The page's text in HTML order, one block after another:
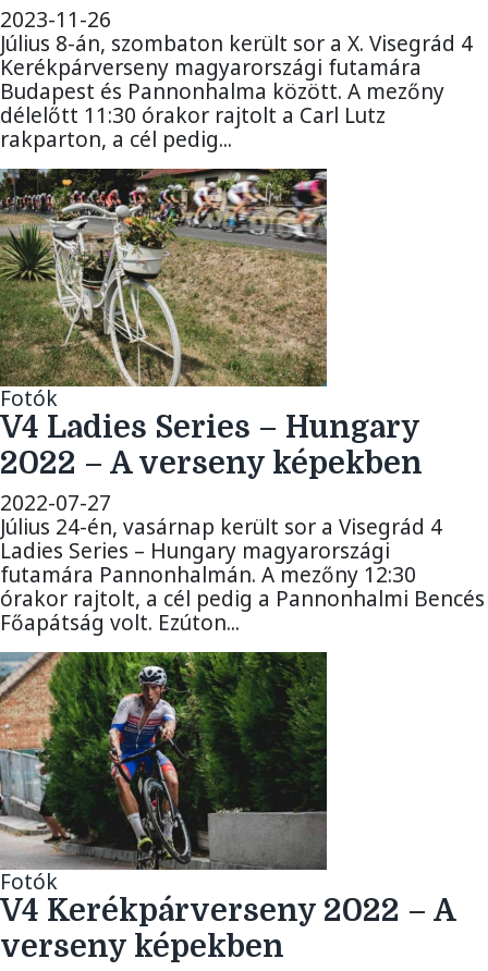
2023-11-26
Július 8-án, szombaton került sor a X. Visegrád 4
Kerékpárverseny magyarországi futamára
Budapest és Pannonhalma között. A mezőny
délelőtt 11:30 órakor rajtolt a Carl Lutz
rakparton, a cél pedig...
Fotók
V4 Ladies Series – Hungary
2022 – A verseny képekben
2022-07-27
Július 24-én, vasárnap került sor a Visegrád 4
Ladies Series – Hungary magyarországi
futamára Pannonhalmán. A mezőny 12:30
órakor rajtolt, a cél pedig a Pannonhalmi Bencés
Főapátság volt. Ezúton...
Fotók
V4 Kerékpárverseny 2022 – A
verseny képekben